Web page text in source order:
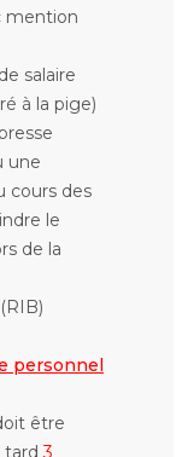
mention
salaire
à la pige)
une
cours des
le
de la
personnel
être
tard 3